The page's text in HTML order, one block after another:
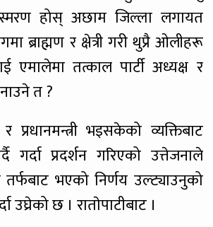
होस् अछाम जिल्ला लगायत
ब्राह्मण र क्षेत्री गरी थुप्रै ओलीहरू
एमालेमा तत्काल पार्टी अध्यक्ष र
त ?
प्रधानमन्त्री भइसकेको व्यक्तिबाट
गर्दा प्रदर्शन गरिएको उत्तेजनाले
भएको निर्णय उल्ट्याउनुको
उघ्रेको छ । राताेपाटीबाट ।